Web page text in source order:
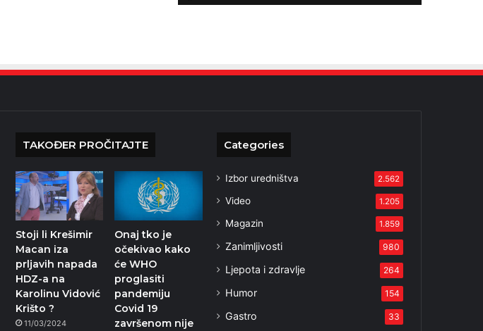
TAKOĐER PROČITAJTE
Stoji li Krešimir
Macan iza
prljavih napada
HDZ-a na
Karolinu Vidović
Krišto ?
11/03/2024
Onaj tko je
očekivao kako
će WHO
proglasiti
pandemiju
Covid 19
završenom nije
Categories
Izbor uredništva 2.562
Video 1.205
Magazin 1.859
Zanimljivosti 980
Ljepota i zdravlje 264
Humor 154
Gastro 33